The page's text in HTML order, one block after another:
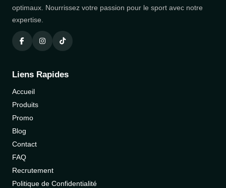
optimaux. Nourrissez votre passion pour le sport avec notre
expertise.
Liens Rapides
Accueil
Produits
Promo
Blog
Contact
FAQ
Recrutement
Politique de Confidentialité